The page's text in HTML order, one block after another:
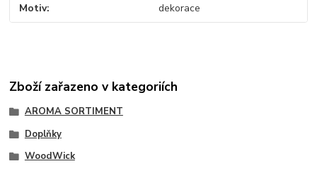
Motiv dekorace
Zboží zařazeno v kategoriích
AROMA SORTIMENT
Doplňky
WoodWick